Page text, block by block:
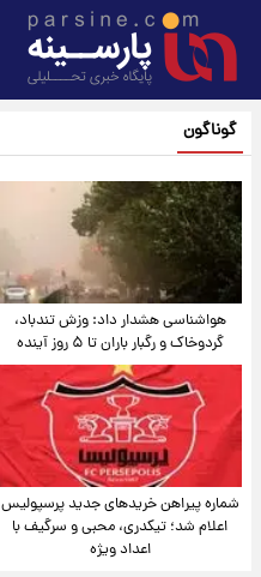
گوناگون
هواشناسی هشدار داد: وزش تندباد،
گردوخاک و رگبار باران تا ۵ روز آینده
شماره پیراهن خریدهای جدید پرسپولیس
اعلام شد؛ تیکدری، محبی و سرگیف با
اعداد ویژه